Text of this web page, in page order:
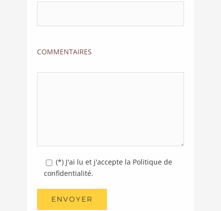
COMMENTAIRES
(*) J'ai lu et j'accepte la Politique de
confidentialité.